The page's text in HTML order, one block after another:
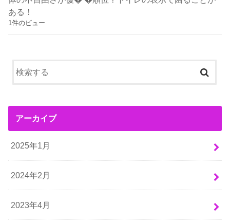
ある！
1件のビュー
アーカイブ
2025年1月
2024年2月
2023年4月